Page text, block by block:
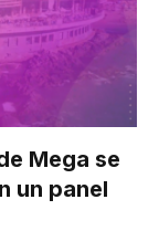
Mega se
un panel